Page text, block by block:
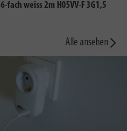
6-fach weiss 2m H05VV-F 3G1,5
Alle ansehen